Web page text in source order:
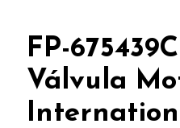
FP-
Válvula